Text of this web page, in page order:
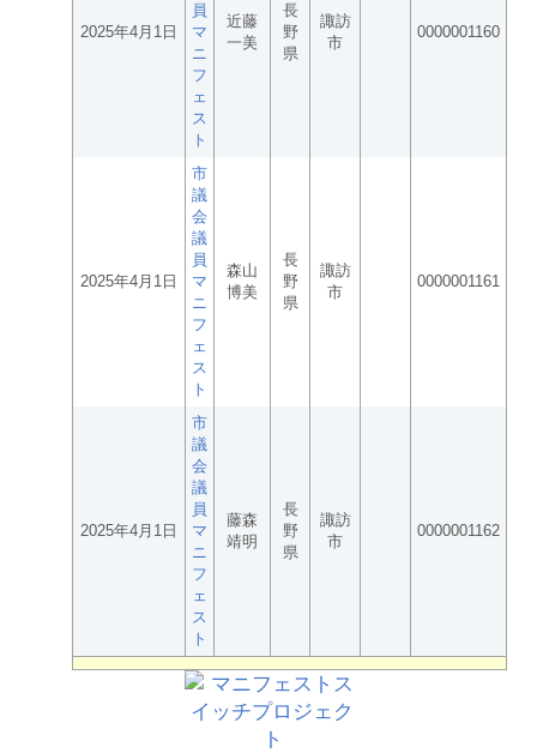
2025年4月1日
員
マ
ニ
フ
ェ
ス
ト
近藤
一美
長
野
県
諏訪
市
0000001160
2025年4月1日
市
議
会
議
員
マ
ニ
フ
ェ
ス
ト
森山
博美
長
野
県
諏訪
市
0000001161
2025年4月1日
市
議
会
議
員
マ
ニ
フ
ェ
ス
ト
藤森
靖明
長
野
県
諏訪
市
0000001162